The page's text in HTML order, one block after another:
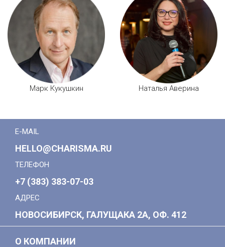
Марк Кукушкин Наталья Аверина
E-MAIL
HELLO@CHARISMA.RU
ТЕЛЕФОН
+7 (383) 383-07-03
АДРЕС
НОВОСИБИРСК, ГАЛУЩАКА 2А, ОФ. 412
О КОМПАНИИ